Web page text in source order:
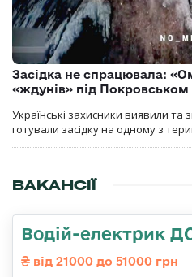
Засідка не спрацювала:
«ждунів» під Покровськом
Українські захисники виявили та
готували засідку на одному з
ВАКАНСІЇ
Водій-електрик
від 21000 до 51000 грн